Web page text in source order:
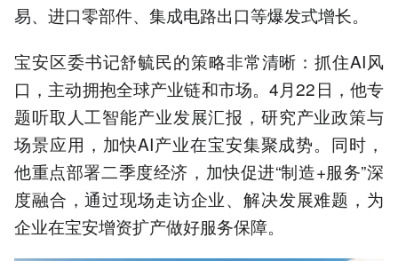
易、进口零部件、集成电路出口等爆发式增长。
宝安区委书记舒毓民的策略非常清晰：抓住AI风
口，主动拥抱全球产业链和市场。4月22日，他专
题听取人工智能产业发展汇报，研究产业政策与
场景应用，加快AI产业在宝安集聚成势。同时，
他重点部署二季度经济，加快促进“制造+服务”深
度融合，通过现场走访企业、解决发展难题，为
企业在宝安增资扩产做好服务保障。